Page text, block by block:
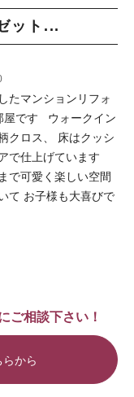
ット...
たマンションリフォ
屋です ウォークイン
クロス、 床はクッシ
で仕上げています
で可愛く楽しい空間
て お子様も大喜びで
ご相談下さい！
から